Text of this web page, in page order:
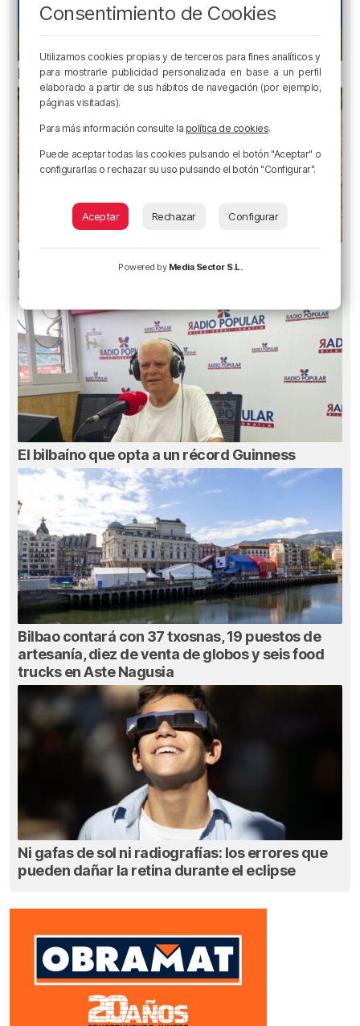
Erik Morán: «Bielsa era especial»
El aviso de los pediatras ante el eclipse: una
mirada puede causar daños irreversibles
El bilbaíno que opta a un récord Guinness
Bilbao contará con 37 txosnas, 19 puestos de
artesanía, diez de venta de globos y seis food
trucks en Aste Nagusia
Ni gafas de sol ni radiografías: los errores que
pueden dañar la retina durante el eclipse
Consentimiento de Cookies
Utilizamos cookies propias y de terceros para fines analíticos y
para mostrarle publicidad personalizada en base a un perfil
elaborado a partir de sus hábitos de navegación (por ejemplo,
páginas visitadas).
Para más información consulte la política de cookies.
Puede aceptar todas las cookies pulsando el botón "Aceptar" o
configurarlas o rechazar su uso pulsando el botón "Configurar".
Aceptar Rechazar Configurar
Powered by Media Sector S.L.